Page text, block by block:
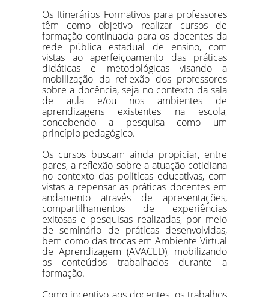
Os Itinerários Formativos para professores
têm como objetivo realizar cursos de
formação continuada para os docentes da
rede pública estadual de ensino, com
vistas ao aperfeiçoamento das práticas
didáticas e metodológicas visando a
mobilização da reflexão dos professores
sobre a docência, seja no contexto da sala
de aula e/ou nos ambientes de
aprendizagens existentes na escola,
concebendo a pesquisa como um
princípio pedagógico.
Os cursos buscam ainda propiciar, entre
pares, a reflexão sobre a atuação cotidiana
no contexto das políticas educativas, com
vistas a repensar as práticas docentes em
andamento através de apresentações,
compartilhamentos de experiências
exitosas e pesquisas realizadas, por meio
de seminário de práticas desenvolvidas,
bem como das trocas em Ambiente Virtual
de Aprendizagem (AVACED), mobilizando
os conteúdos trabalhados durante a
formação.